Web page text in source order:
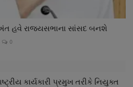
અંત હવે રાજયસભાના સાંસદ બનશે
0
કાર્યકારી પ્રમુખ તરીકે નિયુક્ત